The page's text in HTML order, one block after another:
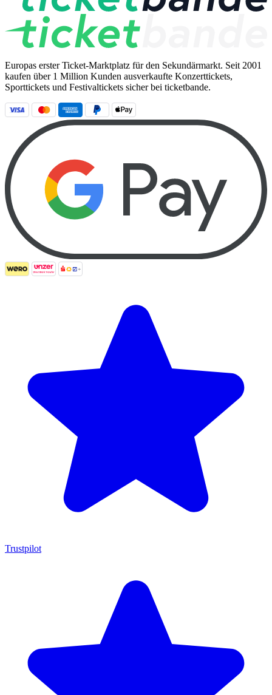
Europas erster Ticket-Marktplatz für den Sekundärmarkt. Seit 2001
kaufen über 1 Million Kunden ausverkaufte Konzerttickets,
Sporttickets und Festivaltickets sicher bei ticketbande.
Trustpilot